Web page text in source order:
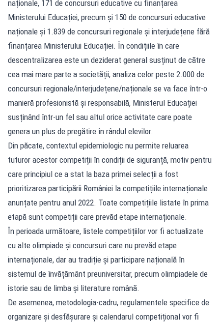
naționale, 171 de concursuri educative cu finanțarea
Ministerului Educației, precum și 150 de concursuri educative
naționale și 1.839 de concursuri regionale și interjudețene fără
finanțarea Ministerului Educației. În condițiile în care
descentralizarea este un deziderat general susținut de către
cea mai mare parte a societății, analiza celor peste 2.000 de
concursuri regionale/interjudețene/naționale se va face într-o
manieră profesionistă și responsabilă, Ministerul Educației
susținând într-un fel sau altul orice activitate care poate
genera un plus de pregătire în rândul elevilor.
Din păcate, contextul epidemiologic nu permite reluarea
tuturor acestor competiții în condiții de siguranță, motiv pentru
care principiul ce a stat la baza primei selecții a fost
prioritizarea participării României la competițiile internaționale
anunțate pentru anul 2022. Toate competițiile listate în prima
etapă sunt competiții care prevăd etape internaționale.
În perioada următoare, listele competițiilor vor fi actualizate
cu alte olimpiade și concursuri care nu prevăd etape
internaționale, dar au tradiție și participare națională în
sistemul de învățământ preuniversitar, precum olimpiadele de
istorie sau de limba și literature română.
De asemenea, metodologia-cadru, regulamentele specifice de
organizare și desfășurare și calendarul competițional vor fi